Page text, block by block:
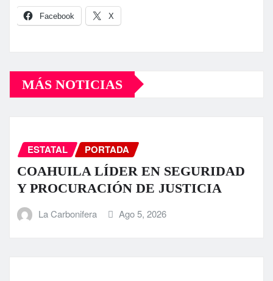
Facebook X
MÁS NOTICIAS
ESTATAL PORTADA
COAHUILA LÍDER EN SEGURIDAD
Y PROCURACIÓN DE JUSTICIA
La Carbonifera Ago 5, 2026